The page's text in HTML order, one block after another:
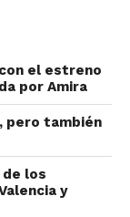
el estreno
por Amira
pero también
de los
y